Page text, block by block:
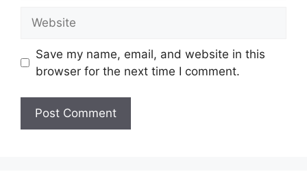
Save my name, email, and website in this
browser for the next time I comment.